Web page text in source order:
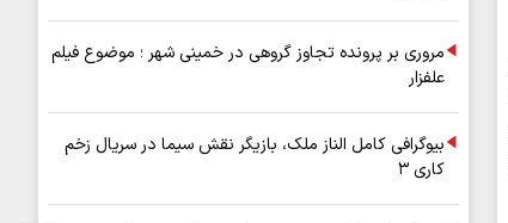
مروری بر پرونده تجاوز گروهی در خمینی شهر ؛ موضوع فیلم
علفزار
بیوگرافی کامل الناز ملک، بازیگر نقش سیما در سریال زخم
کاری ۳